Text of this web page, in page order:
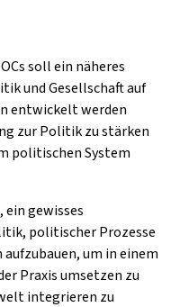
soll ein näheres
und Gesellschaft auf
entwickelt werden
zur Politik zu stärken
politischen System
gewisses
politischer Prozesse
um in einem
Praxis umsetzen zu
integrieren zu